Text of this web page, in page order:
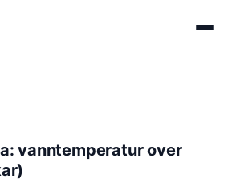
vanntemperatur over